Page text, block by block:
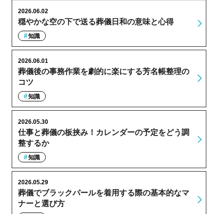
穏やかな空の下で送る葬儀日和の意味と心得
2026.06.02
知識
葬儀後の事務作業を劇的に楽にする芳名帳整理の
コツ
2026.06.01
知識
仕事と葬儀の板挟み！カレンダーの予定をどう調
整するか
2026.05.30
知識
葬儀でブラックパールを着用する際の基本的なマ
ナーと選び方
2026.05.29